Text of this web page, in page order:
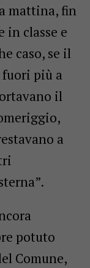
mattina, fin
in classe e
caso, se il
più a
il
a
potuto
Comune,